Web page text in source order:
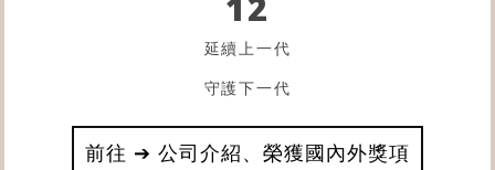
延續上一代
守護下一代
前往 ➔ 公司介紹、榮獲國內外獎項